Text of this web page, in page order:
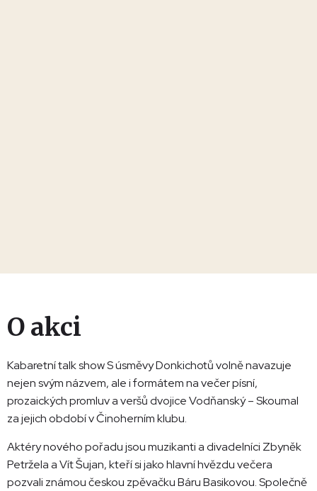
O akci
Kabaretní talk show S úsměvy Donkichotů volně navazuje
nejen svým názvem, ale i formátem na večer písní,
prozaických promluv a veršů dvojice Vodňanský – Skoumal
za jejich období v Činoherním klubu.
Aktéry nového pořadu jsou muzikanti a divadelníci Zbyněk
Petržela a Vít Šujan, kteří si jako hlavní hvězdu večera
pozvali známou českou zpěvačku Báru Basikovou. Společně